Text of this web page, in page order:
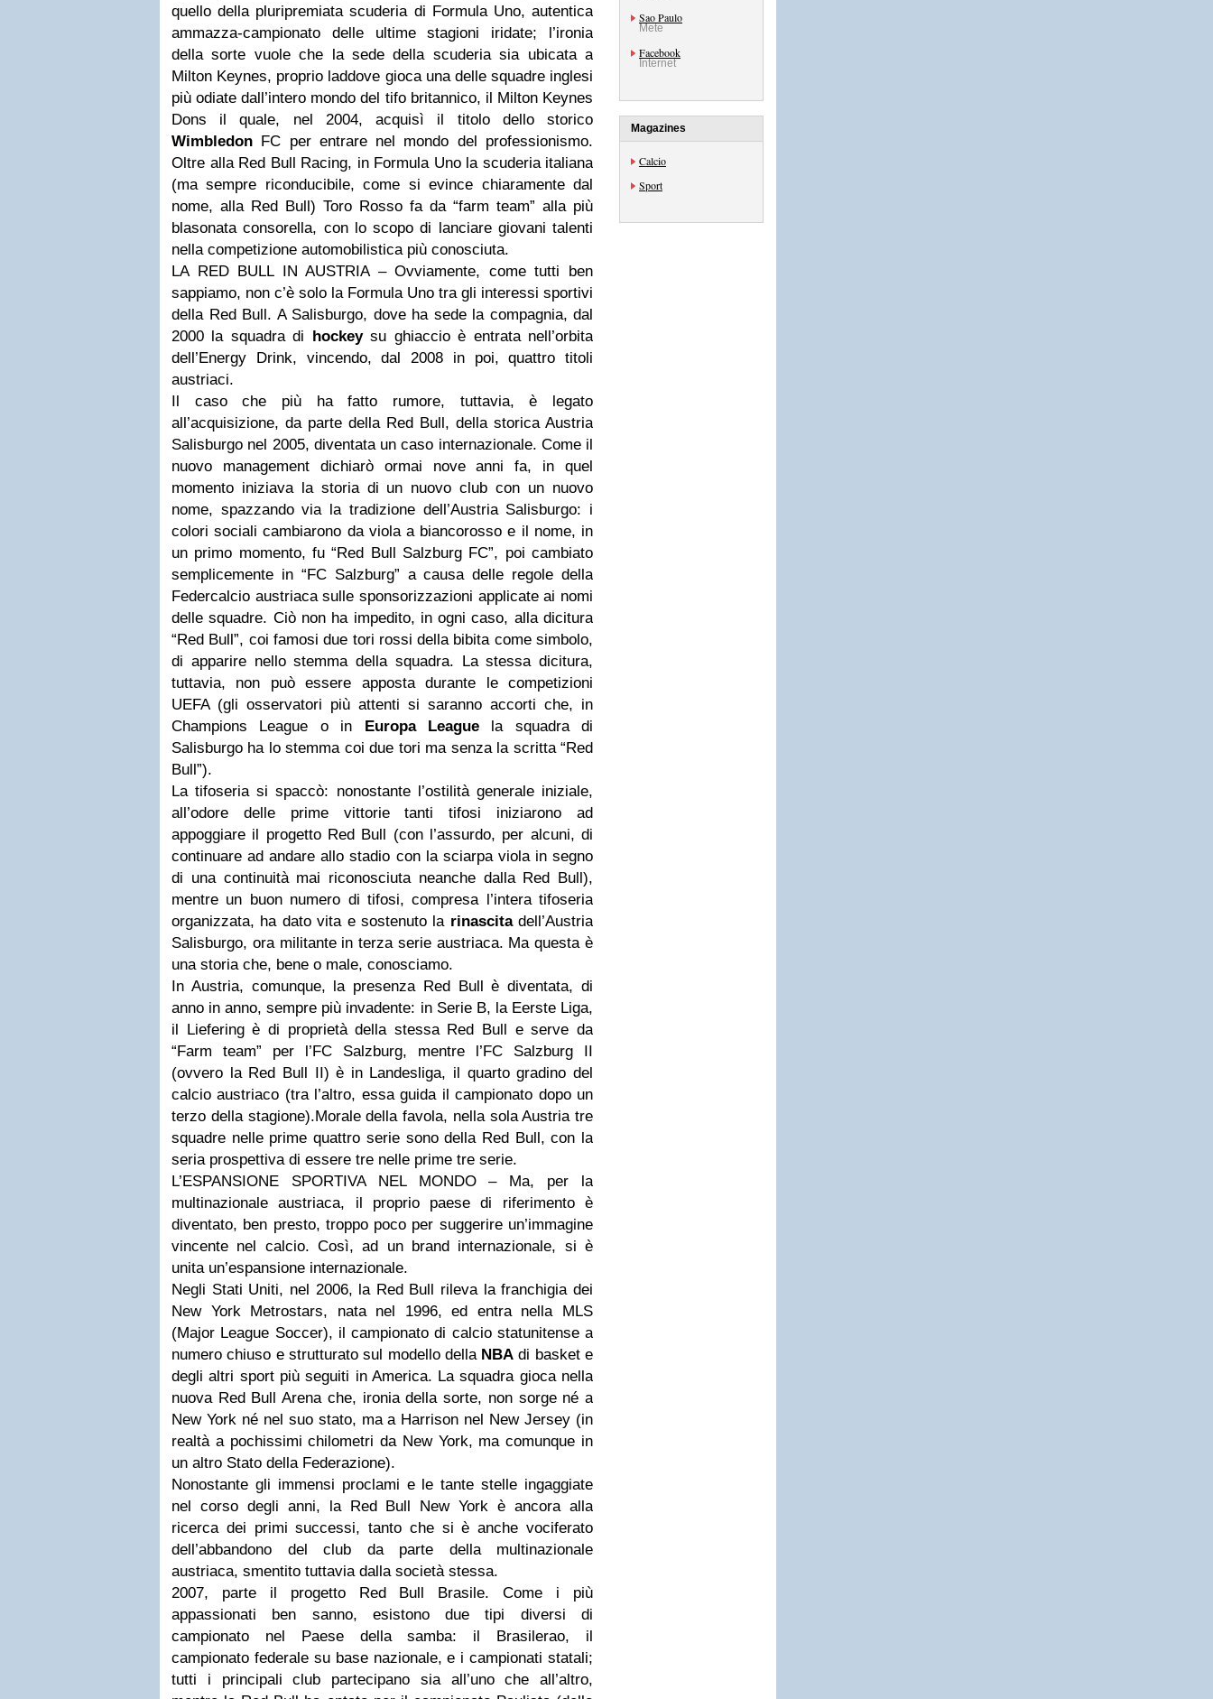
quello della pluripremiata scuderia di Formula Uno, autentica
ammazza-campionato delle ultime stagioni iridate; l’ironia
della sorte vuole che la sede della scuderia sia ubicata a
Milton Keynes, proprio laddove gioca una delle squadre inglesi
più odiate dall’intero mondo del tifo britannico, il Milton Keynes
Dons il quale, nel 2004, acquisì il titolo dello storico
Wimbledon FC per entrare nel mondo del professionismo.
Oltre alla Red Bull Racing, in Formula Uno la scuderia italiana
(ma sempre riconducibile, come si evince chiaramente dal
nome, alla Red Bull) Toro Rosso fa da “farm team” alla più
blasonata consorella, con lo scopo di lanciare giovani talenti
nella competizione automobilistica più conosciuta.
LA RED BULL IN AUSTRIA – Ovviamente, come tutti ben
sappiamo, non c’è solo la Formula Uno tra gli interessi sportivi
della Red Bull. A Salisburgo, dove ha sede la compagnia, dal
2000 la squadra di hockeysu ghiaccio è entrata nell’orbita
dell’Energy Drink, vincendo, dal 2008 in poi, quattro titoli
austriaci.
Il caso che più ha fatto rumore, tuttavia, è legato
all’acquisizione, da parte della Red Bull, della storica Austria
Salisburgo nel 2005, diventata un caso internazionale. Come il
nuovo management dichiarò ormai nove anni fa, in quel
momento iniziava la storia di un nuovo club con un nuovo
nome, spazzando via la tradizione dell’Austria Salisburgo: i
colori sociali cambiarono da viola a biancorosso e il nome, in
un primo momento, fu “Red Bull Salzburg FC”, poi cambiato
semplicemente in “FC Salzburg” a causa delle regole della
Federcalcio austriaca sulle sponsorizzazioni applicate ai nomi
delle squadre. Ciò non ha impedito, in ogni caso, alla dicitura
“Red Bull”, coi famosi due tori rossi della bibita come simbolo,
di apparire nello stemma della squadra. La stessa dicitura,
tuttavia, non può essere apposta durante le competizioni
UEFA (gli osservatori più attenti si saranno accorti che, in
Champions League o in Europa Leaguela squadra di
Salisburgo ha lo stemma coi due tori ma senza la scritta “Red
Bull”).
La tifoseria si spaccò: nonostante l’ostilità generale iniziale,
all’odore delle prime vittorie tanti tifosi iniziarono ad
appoggiare il progetto Red Bull (con l’assurdo, per alcuni, di
continuare ad andare allo stadio con la sciarpa viola in segno
di una continuità mai riconosciuta neanche dalla Red Bull),
mentre un buon numero di tifosi, compresa l’intera tifoseria
organizzata, ha dato vita e sostenuto la rinascitadell’Austria
Salisburgo, ora militante in terza serie austriaca. Ma questa è
una storia che, bene o male, conosciamo.
In Austria, comunque, la presenza Red Bull è diventata, di
anno in anno, sempre più invadente: in Serie B, la Eerste Liga,
il Liefering è di proprietà della stessa Red Bull e serve da
“Farm team” per l’FC Salzburg, mentre l’FC Salzburg II
(ovvero la Red Bull II) è in Landesliga, il quarto gradino del
calcio austriaco (tra l’altro, essa guida il campionato dopo un
terzo della stagione).Morale della favola, nella sola Austria tre
squadre nelle prime quattro serie sono della Red Bull, con la
seria prospettiva di essere tre nelle prime tre serie.
L’ESPANSIONE SPORTIVA NEL MONDO – Ma, per la
multinazionale austriaca, il proprio paese di riferimento è
diventato, ben presto, troppo poco per suggerire un’immagine
vincente nel calcio. Così, ad un brand internazionale, si è
unita un’espansione internazionale.
Negli Stati Uniti, nel 2006, la Red Bull rileva la franchigia dei
New York Metrostars, nata nel 1996, ed entra nella MLS
(Major League Soccer), il campionato di calcio statunitense a
numero chiuso e strutturato sul modello della NBA di basket e
degli altri sport più seguiti in America. La squadra gioca nella
nuova Red Bull Arena che, ironia della sorte, non sorge né a
New York né nel suo stato, ma a Harrison nel New Jersey (in
realtà a pochissimi chilometri da New York, ma comunque in
un altro Stato della Federazione).
Nonostante gli immensi proclami e le tante stelle ingaggiate
nel corso degli anni, la Red Bull New York è ancora alla
ricerca dei primi successi, tanto che si è anche vociferato
dell’abbandono del club da parte della multinazionale
austriaca, smentito tuttavia dalla società stessa.
2007, parte il progetto Red Bull Brasile. Come i più
appassionati ben sanno, esistono due tipi diversi di
campionato nel Paese della samba: il Brasilerao, il
campionato federale su base nazionale, e i campionati statali;
tutti i principali club partecipano sia all’uno che all’altro,
Sao Paulo
Mete
Facebook
Internet
Magazines
Calcio
Sport